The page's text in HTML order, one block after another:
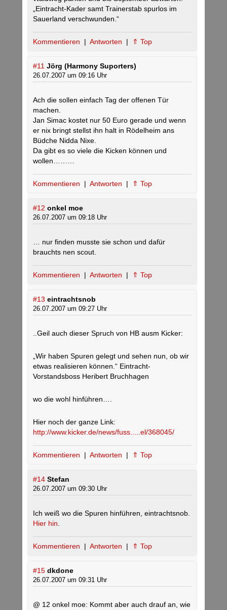
„Eintracht-Kader samt Trainerstab spurlos im
Sauerland verschwunden.“
Kommentieren | Antworten | ⇑ Top
#11 Jörg (Harmony Suporters)
26.07.2007 um 09:16 Uhr
Ach die sollen einfach Tag der offenen Tür
machen.
Jan Simac kostet nur 50 Euro gerade und wenn
er nix bringt stellst ihn halt in Rödelheim ans
Büdche Nidda Nixe.
Da gibt es so viele die Kicken können und
wollen………
Kommentieren | Antworten | ⇑ Top
#12 onkel moe
26.07.2007 um 09:18 Uhr
… nur finden musste sie schon und dafür
brauchts nen scout.
Kommentieren | Antworten | ⇑ Top
#13 eintrachtsnob
26.07.2007 um 09:27 Uhr
..Geil auch dieser Spruch von HB ausm Kicker:
„Wir haben Spuren gelegt und sehen nun, ob wir
etwas realisieren können.“ Eintracht-
Vorstandsboss Heribert Bruchhagen
wo die wohl hinführen….
Hier noch der ganze Link:
http://www.kicker.de/news/fuss.....el/368045/
Kommentieren | Antworten | ⇑ Top
#14 Stefan
26.07.2007 um 09:30 Uhr
Ich weiß wo die Spuren hinführen, eintrachtsnob.
Hier hin
Kommentieren | Antworten | ⇑ Top
#15 dkdone
26.07.2007 um 09:31 Uhr
@ 12 onkel moe: Kommt aber auch drauf an, wie